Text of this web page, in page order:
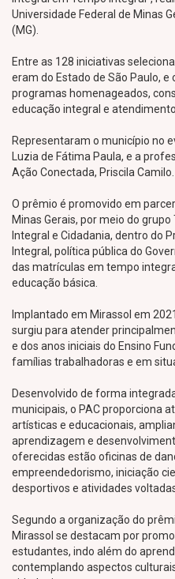
Universidade Federal de Minas
(MG).
Entre as 128 iniciativas
eram do Estado de São Paulo, e
programas homenageados,
educação integral e
Representaram o município no
Luzia de Fátima Paula, e a
Ação Conectada, Priscila Camilo.
O prêmio é promovido em
Minas Gerais, por meio do
Integral e Cidadania, dentro do
Integral, política pública do
das matrículas em tempo
educação básica.
Implantado em Mirassol em
surgiu para atender
e dos anos iniciais do Ensino
famílias trabalhadoras e em
Desenvolvido de forma
municipais, o PAC proporciona
artísticas e educacionais,
aprendizagem e
oferecidas estão oficinas de
empreendedorismo, iniciação
desportivos e atividades
Segundo a organização do
Mirassol se destacam por
estudantes, indo além do
contemplando aspectos